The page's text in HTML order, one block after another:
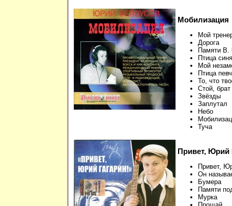
Мобилизация
Мой
Дорога
Памяти В.
Птица
Мой
Птица
То, что
Стой, брат
Звёзды
Заплутал
Небо
Туча
Привет, Юрий
Привет,
Он
Бумера
Памяти
Мурка